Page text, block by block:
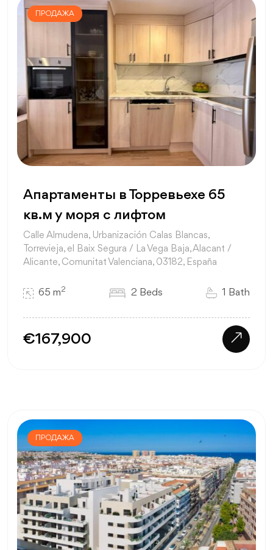
ПРОДАЖА
Апартаменты в Торревьехе 65
кв.м у моря с лифтом
Calle Almudena, Urbanización Calas Blancas,
Torrevieja, el Baix Segura / La Vega Baja, Alacant /
Alicante, Comunitat Valenciana, 03182, España
65 m2 2 Beds 1 Bath
€167,900
ПРОДАЖА